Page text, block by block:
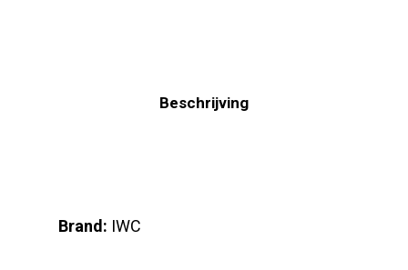
Beschrijving
Brand: IWC